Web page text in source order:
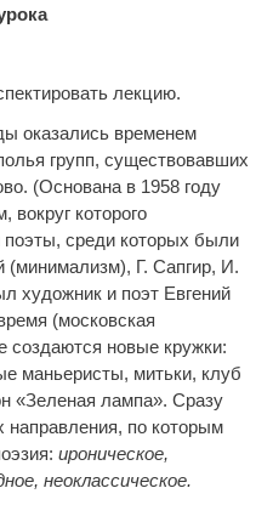
лекцию.
оказались временем
групп, существовавших
(Основана в 1958 году
которого
поэты, среди которых были
(минимализм), Г. Сапгир, И.
художник и поэт Евгений
(московская
создаются новые кружки:
маньеристы, митьки, клуб
«Зеленая лампа». Сразу
по которым
ироническое,
неоклассическое.